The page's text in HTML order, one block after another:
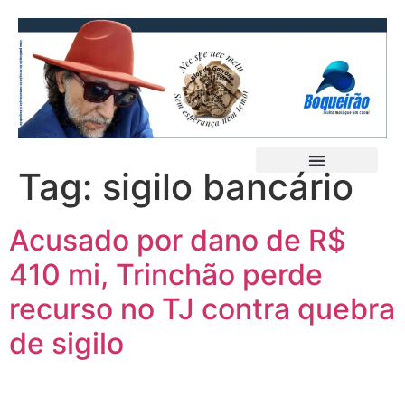
Tag: sigilo bancário
Acusado por dano de R$
410 mi, Trinchão perde
recurso no TJ contra quebra
de sigilo